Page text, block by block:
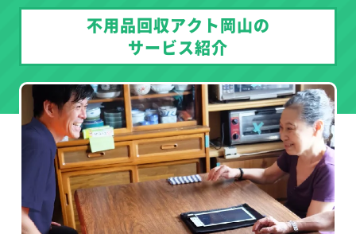
不用品回収アクト岡山の
サービス紹介